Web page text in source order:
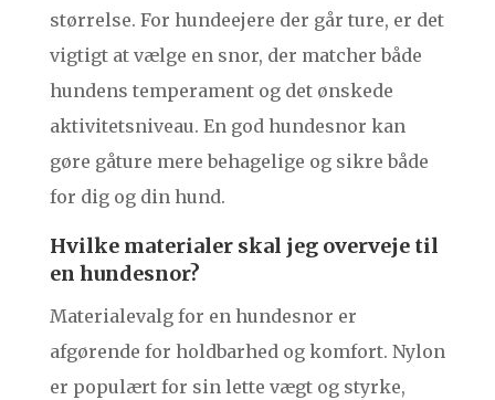
størrelse. For hundeejere der går ture, er det
vigtigt at vælge en snor, der matcher både
hundens temperament og det ønskede
aktivitetsniveau. En god hundesnor kan
gøre gåture mere behagelige og sikre både
for dig og din hund.
Hvilke materialer skal jeg overveje til
en hundesnor?
Materialevalg for en hundesnor er
afgørende for holdbarhed og komfort. Nylon
er populært for sin lette vægt og styrke,